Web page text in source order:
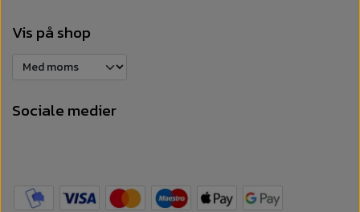
Vis på shop
Sociale medier